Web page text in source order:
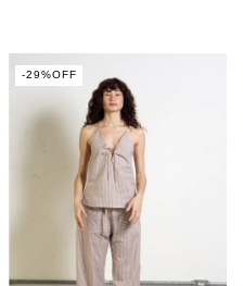
-29%OFF